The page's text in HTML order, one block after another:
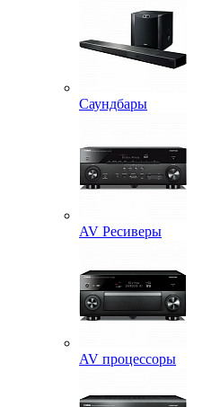
Саундбары
AV Ресиверы
AV процессоры